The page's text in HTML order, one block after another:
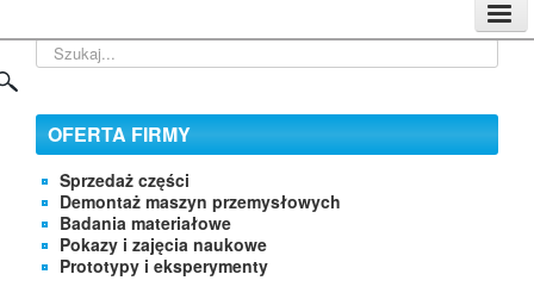
Kontakt
Szukaj...
OFERTA FIRMY
Sprzedaż części
Demontaż maszyn przemysłowych
Badania materiałowe
Pokazy i zajęcia naukowe
Prototypy i eksperymenty